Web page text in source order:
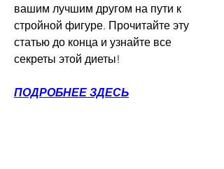
вашим лучшим другом на пути к
стройной фигуре. Прочитайте эту
статью до конца и узнайте все
секреты этой диеты!
ПОДРОБНЕЕ ЗДЕСЬ